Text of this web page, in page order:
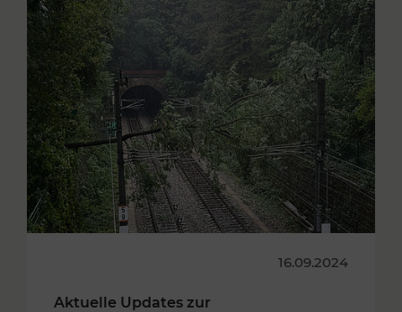
16.09.2024
Aktuelle Updates zur